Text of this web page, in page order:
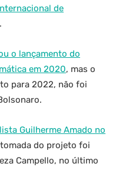
de
o lançamento do
em 2020, mas o
para 2022, não foi
Guilherme Amado no
do projeto foi
Campello, no último